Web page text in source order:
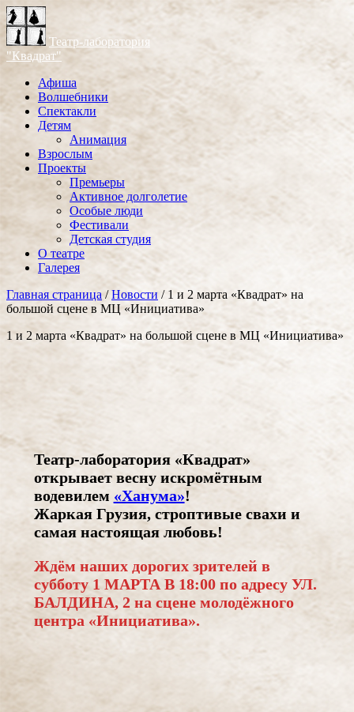
Театр-лаборатория
"Квадрат"
Афиша
Волшебники
Спектакли
Детям
Анимация
Взрослым
Проекты
Премьеры
Активное долголетие
Особые люди
Фестивали
Детская студия
О театре
Галерея
Главная страница /Новости / 1 и 2 марта «Квадрат» на
большой сцене в МЦ «Инициатива»
1 и 2 марта «Квадрат» на большой сцене в МЦ «Инициатива»
Театр-лаборатория «Квадрат»
открывает весну искромётным
водевилем «Ханума»!
Жаркая Грузия, строптивые свахи и
самая настоящая любовь!
Ждём наших дорогих зрителей в
субботу 1 МАРТА В 18:00 по адресу УЛ.
БАЛДИНА, 2 на сцене молодёжного
центра «Инициатива».